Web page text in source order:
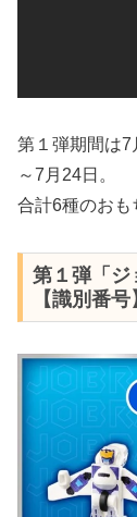
第１弾期間は7
～7月24日。
合計6種のおも
第１弾「ジ
【識別番号